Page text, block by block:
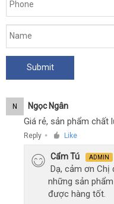
N Ngọc Ngân
Giá rẻ, sản phẩm chất
Reply ● Like
Cẩm Tú ADMIN
Dạ, cảm ơn Chị
những sản
được hàng tốt.